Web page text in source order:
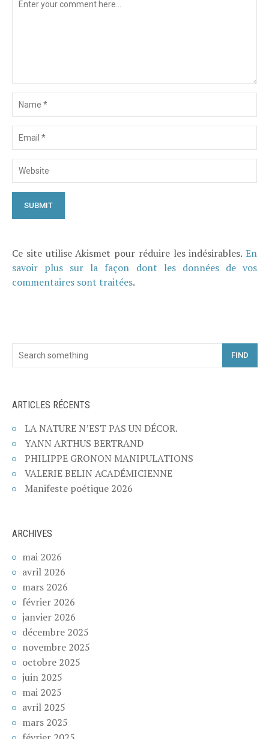
Ce site utilise Akismet pour réduire les indésirables. En
savoir plus sur la façon dont les données de vos
commentaires sont traitées.
FIND
ARTICLES RÉCENTS
LA NATURE N’EST PAS UN DÉCOR.
YANN ARTHUS BERTRAND
PHILIPPE GRONON MANIPULATIONS
VALERIE BELIN ACADÉMICIENNE
Manifeste poétique 2026
ARCHIVES
mai 2026
avril 2026
mars 2026
février 2026
janvier 2026
décembre 2025
novembre 2025
octobre 2025
juin 2025
mai 2025
avril 2025
mars 2025